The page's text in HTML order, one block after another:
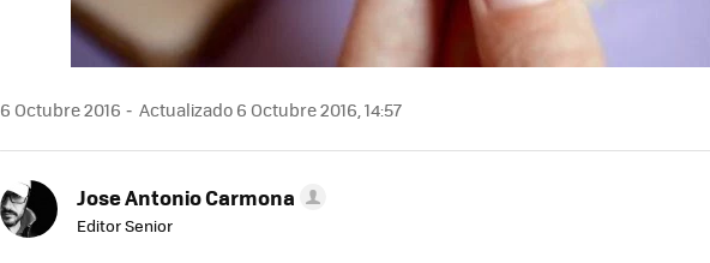
6 Octubre 2016 Actualizado 6 Octubre 2016, 14:57
Jose Antonio Carmona
Editor Senior